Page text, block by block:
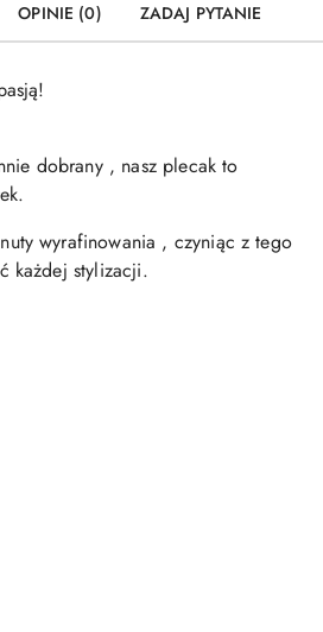
OPINIE (0) ZADAJ PYTANIE
dobrany , nasz plecak to
wyrafinowania , czyniąc z tego
każdej stylizacji.